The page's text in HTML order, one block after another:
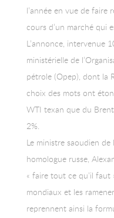
l’année en vue de faire
cours d’un marché qui
L’annonce, intervenue
ministérielle de
pétrole (Opep), dont la
choix des mots ont
WTI texan que du
2%.
Le ministre saoudien de
homologue russe,
« faire tout ce qu’il
mondiaux et les
reprennent ainsi la